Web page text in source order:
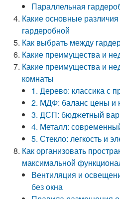
Параллельная
Какие основные
гардеробной
Как выбрать между
Какие преимущества и
Какие преимущества и
комнаты
1. Дерево: классика с
2. МДФ: баланс цены и
3. ДСП: бюджетный
4. Металл:
5. Стекло: легкость и
Как организовать
максимальной
Вентиляция и
без окна